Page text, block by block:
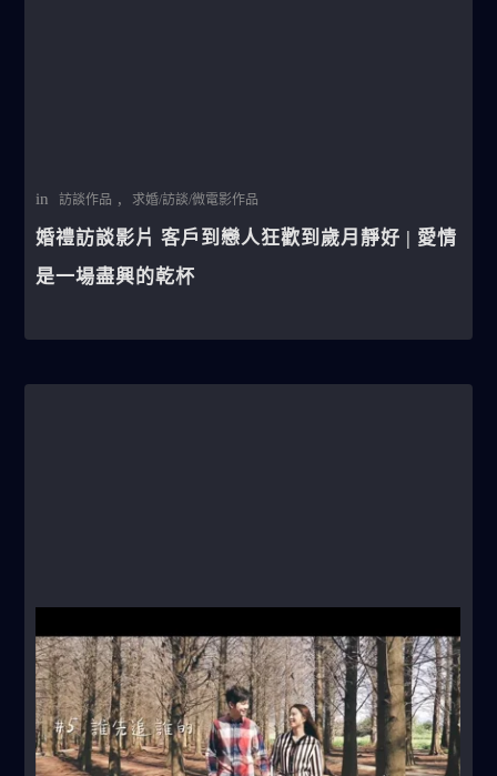
in 訪談作品 , 求婚/訪談/微電影作品
婚禮訪談影片 客戶到戀人狂歡到歲月靜好 | 愛情
是一場盡興的乾杯